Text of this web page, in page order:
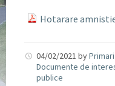
Hotarare
04/02/2021 by
Documente de
publice